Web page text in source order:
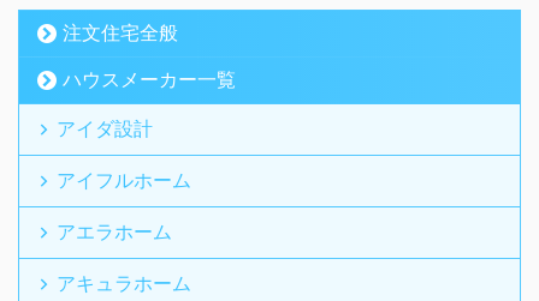
注文住宅全般
ハウスメーカー一覧
アイダ設計
アイフルホーム
アエラホーム
アキュラホーム